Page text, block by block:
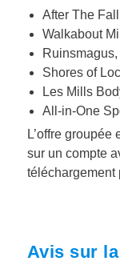
After The
Walkabout
Ruinsmagus,
Shores of
Les Mills
All-in-One
L’offre
sur un compte
téléchargement
Avis sur